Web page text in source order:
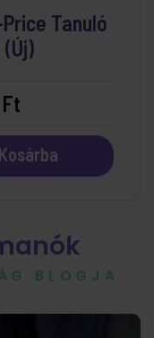
Tanuló
Kosárba
BLOGJA